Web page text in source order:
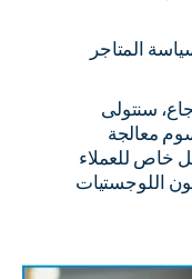
المتاجر
سنتولى
معالجة
خاص للعملاء
اللوجستيات